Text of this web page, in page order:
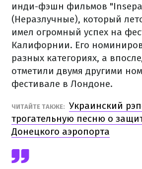
инди-фэшн фильмов
(Неразлучные), который
имел огромный успех на
Калифорнии. Его
разных категориях, а
отметили двумя другими
фестивале в Лондоне.
ЧИТАЙТЕ ТАКЖЕ: Украинский
трогательную песню о
Донецкого аэропорта